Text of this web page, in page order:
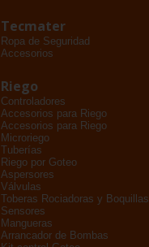
Tecmater
Ropa de Seguridad
Accesorios
Riego
Controladores
Accesorios para Riego
Accesorios para Riego
Microriego
Tuberías
Riego por Goteo
Aspersores
Válvulas
Toberas Rociadoras y Boquillas
Sensores
Mangueras
Arrancador de Bombas